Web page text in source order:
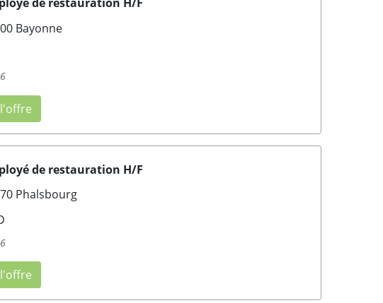
de restauration H/F
Bayonne
de restauration H/F
Phalsbourg